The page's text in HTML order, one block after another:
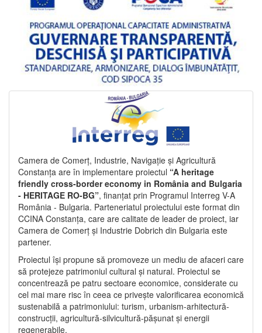
Camera de Comerț, Industrie, Navigație și Agricultură
Constanța are în implementare proiectul “A heritage
friendly cross-border economy in România and Bulgaria
- HERITAGE RO-BG”, finanțat prin Programul Interreg V-A
România - Bulgaria. Parteneriatul proiectului este format din
CCINA Constanța, care are calitate de leader de proiect, iar
Camera de Comerț și Industrie Dobrich din Bulgaria este
partener.
Proiectul își propune să promoveze un mediu de afaceri care
să protejeze patrimoniul cultural și natural. Proiectul se
concentrează pe patru sectoare economice, considerate cu
cel mai mare risc în ceea ce privește valorificarea economică
sustenabilă a patrimoniului: turism, urbanism-arhitectură-
construcții, agricultură-silvicultură-pășunat și energii
regenerabile.